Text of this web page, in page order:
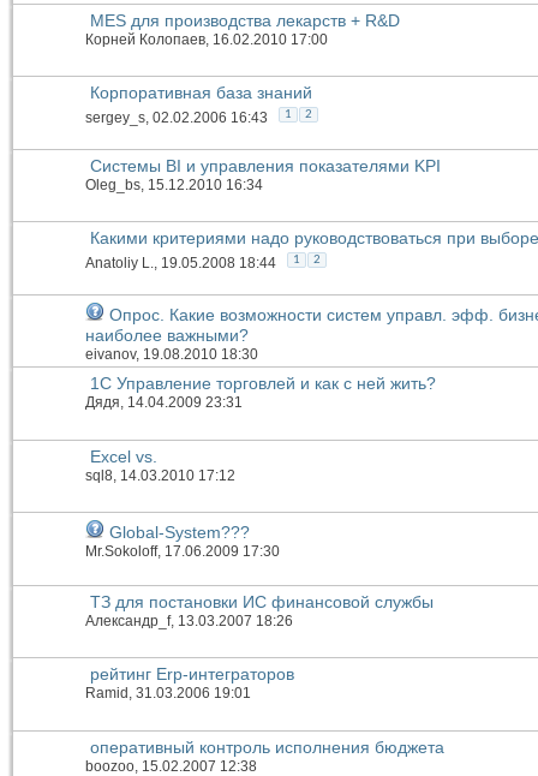
MES для производства лекарств + R&D
Корней Колопаев, 16.02.2010 17:00
Корпоративная база знаний
sergey_s, 02.02.2006 16:43 1 2
Системы BI и управления показателями KPI
Oleg_bs, 15.12.2010 16:34
Какими критериями надо руководствоваться при
Anatoliy L., 19.05.2008 18:44 1 2
Опрос. Какие возможности систем управл. эфф.
наиболее важными?
eivanov, 19.08.2010 18:30
1С Управление торговлей и как с ней жить?
Дядя, 14.04.2009 23:31
Excel vs.
sql8, 14.03.2010 17:12
Global-System???
Mr.Sokoloff, 17.06.2009 17:30
ТЗ для постановки ИС финансовой службы
Александр_f, 13.03.2007 18:26
рейтинг Erp-интеграторов
Ramid , 31.03.2006 19:01
оперативный контроль исполнения бюджета
boozoo , 15.02.2007 12:38